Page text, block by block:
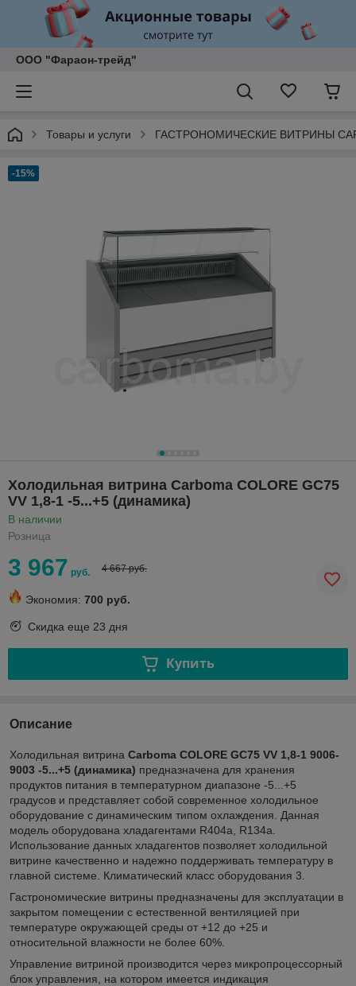
ООО "Фараон-трейд"
Товары и услуги ГАСТРОНОМИЧЕСКИЕ ВИТРИНЫ
-15%
Холодильная витрина Сarboma COLORE GC75
VV 1,8-1 -5...+5 (динамика)
В наличии
Розница
3 967 руб. 4 667 руб.
Экономия: 700 руб.
Скидка еще 23 дня
Купить
Описание
Холодильная витрина Сarboma COLORE GС75 VV 1,8-1 9006-
9003 -5...+5 (динамика) предназначена для хранения
продуктов питания в температурном диапазоне -5...+5
градусов и представляет собой современное холодильное
оборудование с динамическим типом охлаждения. Данная
модель оборудована хладагентами R404a, R134a.
Использование данных хладагентов позволяет холодильной
витрине качественно и надежно поддерживать температуру в
главной системе. Климатический класс оборудования 3.
Гастрономические витрины предназначены для эксплуатации в
закрытом помещении с естественной вентиляцией при
температуре окружающей среды от +12 до +25 и
относительной влажности не более 60%.
Управление витриной производится через микропроцессорный
блок управления, на котором имеется индикация